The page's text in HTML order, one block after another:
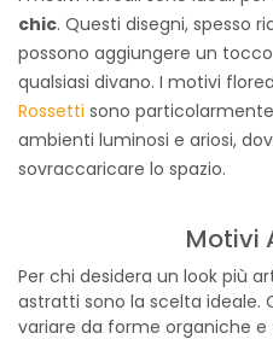
chic. Questi disegni, spesso
possono aggiungere un
qualsiasi divano. I motivi
Rossetti sono
ambienti luminosi e ariosi,
sovraccaricare lo spazio.
Motivi
Per chi desidera un look più
astratti sono la scelta ideale.
variare da forme organiche